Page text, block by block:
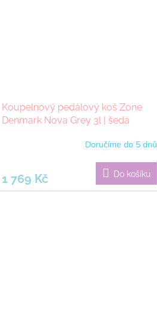
Koupelnový pedálový koš Zone
Denmark Nova Grey 3l | šedá
Doručíme do 5 dnů
1 769 Kč Do košíku